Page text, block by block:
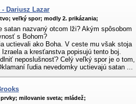
Dariusz Lazar
veľký spor; modly 2. prikázania;
satan nazvaný otcom lži? Akým spôsobom
s Bohom?
uctievali ako Boha. V ceste mu však stoja
a kresťanstva popisujú tento boj.
neposlušnosť? Celý veľký spor je o tom,
ľudia nevedomky uctievajú satan ...
milovanie sveta; mládež;